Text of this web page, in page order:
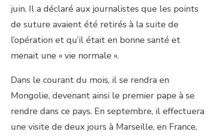
juin. Il a déclaré aux journalistes que les points
de suture avaient été retirés à la suite de
l’opération et qu’il était en bonne santé et
menait une « vie normale ».
Dans le courant du mois, il se rendra en
Mongolie, devenant ainsi le premier pape à se
rendre dans ce pays. En septembre, il effectuera
une visite de deux jours à Marseille, en France,